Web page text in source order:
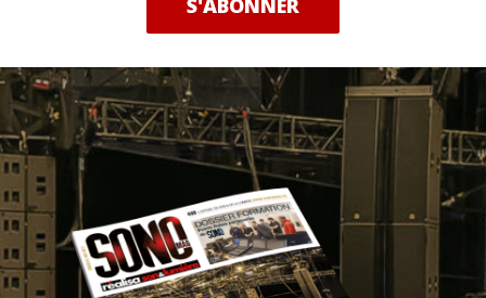
S'ABONNER